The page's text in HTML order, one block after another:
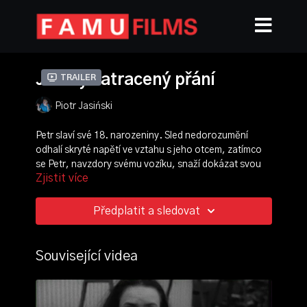
Trailer
Jediný zatracený přání
Piotr Jasiński
Petr slaví své 18. narozeniny. Sled nedorozumění
odhalí skryté napětí ve vztahu s jeho otcem, zatímco
se Petr, navzdory svému vozíku, snaží dokázat svou
mužnost tím, že se seznámí s dívkou z internetu.
Piotr Jasiński
scénář:
produkce:
Ester Valtrová
Oleksandr Veremeyenko
zvuk:Vojtěch Cibulka
scénografie:
Polina Klimok
Zjistit více
Předplatit a sledovat
Související videa